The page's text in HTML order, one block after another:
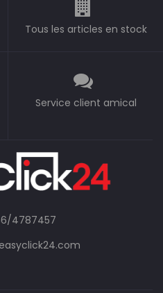
Tous les articles en stock
Service client amical
4787457